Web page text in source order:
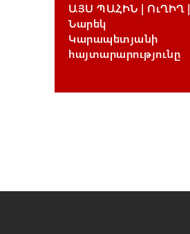
ԱՅՍ ՊԱՀԻՆ | ՈւՂԻՂ |
Նարեկ
Կարապետյանի
հայտարարությունը